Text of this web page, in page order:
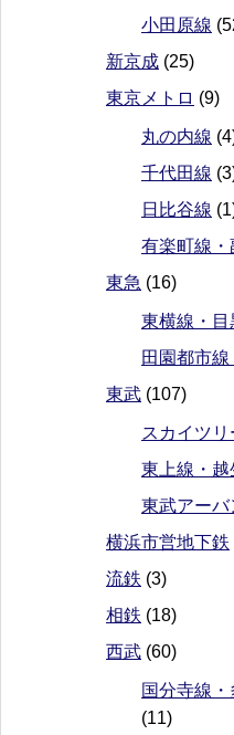
小田原線
新京成 (25)
東京メトロ (9)
丸の内線
千代田線
日比谷線
有楽町線・
東急 (16)
東横線・目
田園都市
東武 (107)
スカイツ
東上線・越
東武アー
横浜市営地下鉄
流鉄 (3)
相鉄 (18)
西武 (60)
国分寺線
(11)